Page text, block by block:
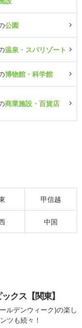
公園
温泉・スパリゾート
博物館・科学館
商業施設・百貨店
甲信越
中国
クス【関東】
ルデンウィーク)の楽し
ツも続々！